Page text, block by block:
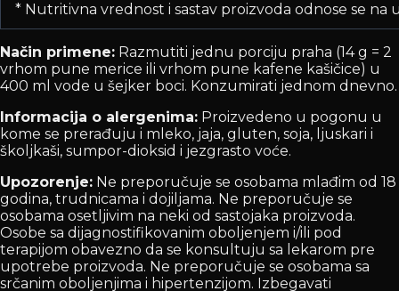
* Nutritivna vrednost i sastav proizvoda odnose se na
Način primene: Razmutiti jednu porciju praha (14 g = 2
vrhom pune merice ili vrhom pune kafene kašičice) u
400 ml vode u šejker boci. Konzumirati jednom dnevno.
Informacija o alergenima: Proizvedeno u pogonu u
kome se prerađuju i mleko, jaja, gluten, soja, ljuskari i
školjkaši, sumpor-dioksid i jezgrasto voće.
Upozorenje: Ne preporučuje se osobama mlađim od 18
godina, trudnicama i dojiljama. Ne preporučuje se
osobama osetljivim na neki od sastojaka proizvoda.
Osobe sa dijagnostifikovanim oboljenjem i/ili pod
terapijom obavezno da se konsultuju sa lekarom pre
upotrebe proizvoda. Ne preporučuje se osobama sa
srčanim oboljenjima i hipertenzijom. Izbegavati